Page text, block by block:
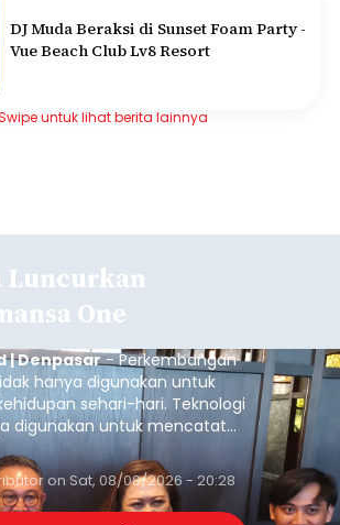
DJ Muda Beraksi di Sunset Foam Party -
Vue Beach Club Lv8 Resort
untuk lihat berita lainnya
Luncurkan
One
| Denpasar- Perkembangan
hanya digunakan untuk
sehari-hari. Teknologi
digunakan untuk mencatat
base alumni dari suatu
adalah alumni SMA 1
onSat, 08/08/2026 - 20:28